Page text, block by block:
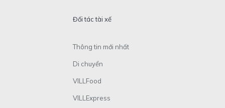
Đối tác tài xế
Thông tin mới nhất
Di chuyển
VILLFood
VILLExpress